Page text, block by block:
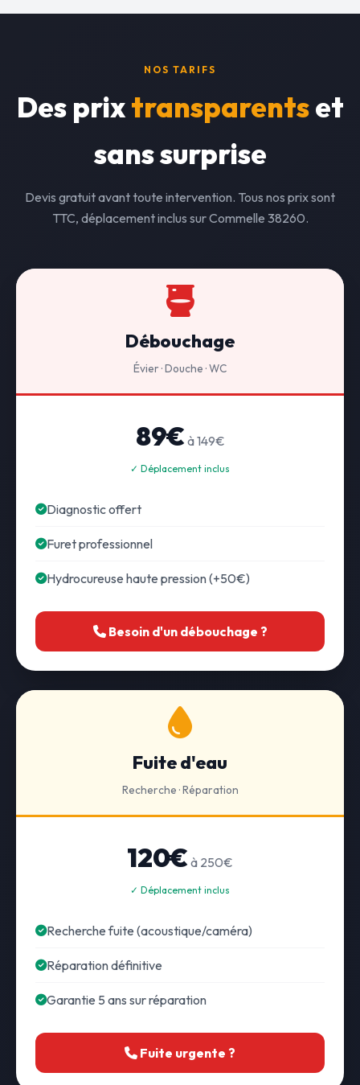
NOS TARIFS
Des prixtransparentset
sans surprise
Devis gratuit avant toute intervention. Tous nos prix sont
TTC, déplacement inclus sur Commelle 38260.
Débouchage
Évier · Douche · WC
89€ à 149€
✓ Déplacement inclus
Diagnostic offert
Furet professionnel
Hydrocureuse haute pression (+50€)
Besoin d'un débouchage ?
Fuite d'eau
Recherche · Réparation
120€ à 250€
✓ Déplacement inclus
Recherche fuite (acoustique/caméra)
Réparation définitive
Garantie 5 ans sur réparation
Fuite urgente ?